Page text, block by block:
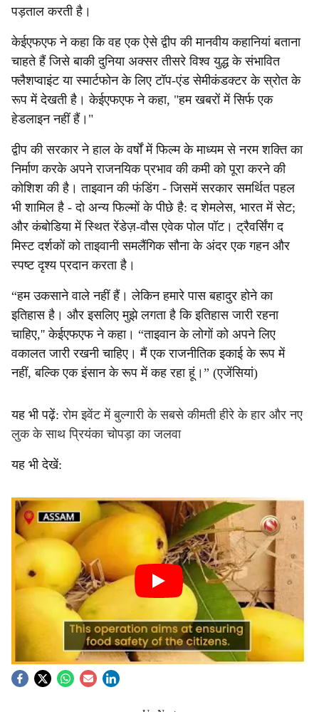
पड़ताल करती है।
केईएफएफ ने कहा कि वह एक ऐसे द्वीप की मानवीय कहानियां बताना
चाहते हैं जिसे बाकी दुनिया अक्सर तीसरे विश्व युद्ध के संभावित
फ्लैशप्वाइंट या स्मार्टफोन के लिए टॉप-एंड सेमीकंडक्टर के स्रोत के
रूप में देखती है। केईएफएफ ने कहा, "हम खबरों में सिर्फ एक
हेडलाइन नहीं हैं।"
द्वीप की सरकार ने हाल के वर्षों में फिल्म के माध्यम से नरम शक्ति का
निर्माण करके अपने राजनयिक प्रभाव की कमी को पूरा करने की
कोशिश की है। ताइवान की फंडिंग - जिसमें सरकार समर्थित पहल
भी शामिल है - दो अन्य फिल्मों के पीछे है: द शेमलेस, भारत में सेट;
और कंबोडिया में स्थित रेंडेज़-वौस एवेक पोल पॉट। ट्रैवर्सिंग द
मिस्ट दर्शकों को ताइवानी समलैंगिक सौना के अंदर एक गहन और
स्पष्ट दृश्य प्रदान करता है।
“हम उकसाने वाले नहीं हैं। लेकिन हमारे पास बहादुर होने का
इतिहास है। और इसलिए मुझे लगता है कि इतिहास जारी रहना
चाहिए,'' केईएफएफ ने कहा। “ताइवान के लोगों को अपने लिए
वकालत जारी रखनी चाहिए। मैं एक राजनीतिक इकाई के रूप में
नहीं, बल्कि एक इंसान के रूप में कह रहा हूं।” (एजेंसियां)
यह भी पढ़ें:रोम इवेंट में बुल्गारी के सबसे कीमती हीरे के हार और नए
लुक के साथ प्रियंका चोपड़ा का जलवा
यह भी देखें: